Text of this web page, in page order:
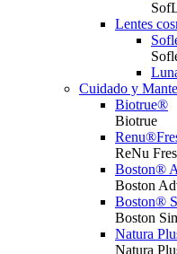
Lentes
Cuidado y
Biotrue®
Biotrue
ReNu
Boston®
Boston
Boston®
Boston
Natura
Natura